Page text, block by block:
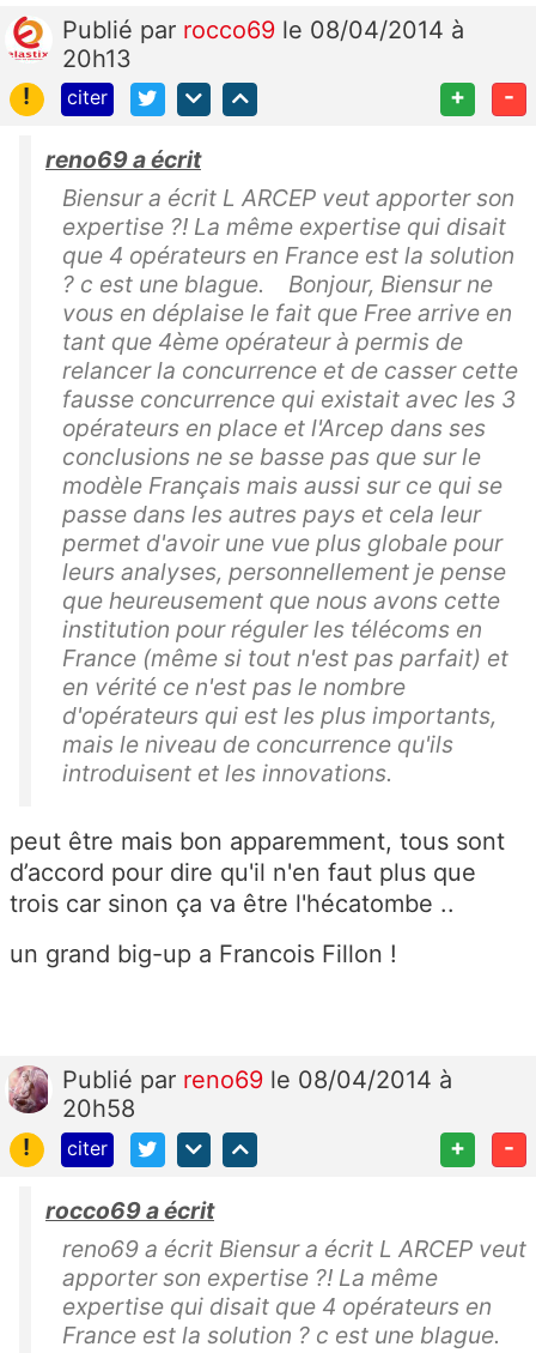
Publié par rocco69 le 08/04/2014 à
20h13
!
citer + -
reno69 a écrit
Biensur a écrit L ARCEP veut apporter son
expertise ?! La même expertise qui disait
que 4 opérateurs en France est la solution
? c est une blague. Bonjour, Biensur ne
vous en déplaise le fait que Free arrive en
tant que 4ème opérateur à permis de
relancer la concurrence et de casser cette
fausse concurrence qui existait avec les 3
opérateurs en place et l'Arcep dans ses
conclusions ne se basse pas que sur le
modèle Français mais aussi sur ce qui se
passe dans les autres pays et cela leur
permet d'avoir une vue plus globale pour
leurs analyses, personnellement je pense
que heureusement que nous avons cette
institution pour réguler les télécoms en
France (même si tout n'est pas parfait) et
en vérité ce n'est pas le nombre
d'opérateurs qui est les plus importants,
mais le niveau de concurrence qu'ils
introduisent et les innovations.
peut être mais bon apparemment, tous sont
d’accord pour dire qu'il n'en faut plus que
trois car sinon ça va être l'hécatombe ..
un grand big-up a Francois Fillon !
Publié par reno69 le 08/04/2014 à
20h58
!
citer + -
rocco69 a écrit
reno69 a écrit Biensur a écrit L ARCEP veut
apporter son expertise ?! La même
expertise qui disait que 4 opérateurs en
France est la solution ? c est une blague.